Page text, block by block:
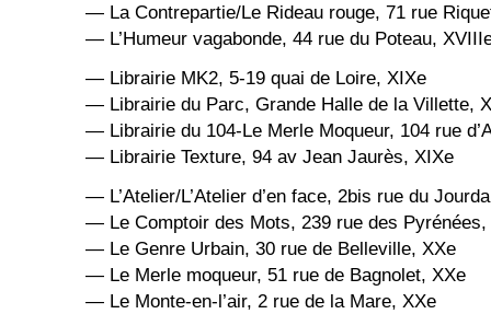
— La Contrepartie/Le Rideau rouge, 71 rue
— L’Humeur vagabonde, 44 rue du Poteau,
— Librairie MK2, 5-19 quai de Loire, XIXe
— Librairie du Parc, Grande Halle de la Villette,
— Librairie du 104-Le Merle Moqueur, 104 rue
— Librairie Texture, 94 av Jean Jaurès, XIXe
— L’Atelier/L’Atelier d’en face, 2bis rue du
— Le Comptoir des Mots, 239 rue des Pyrénées,
— Le Genre Urbain, 30 rue de Belleville, XXe
— Le Merle moqueur, 51 rue de Bagnolet, XXe
— Le Monte-en-l’air, 2 rue de la Mare, XXe